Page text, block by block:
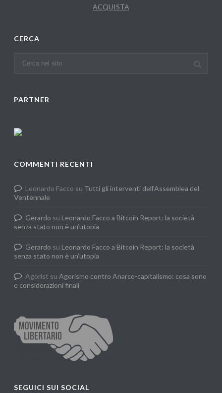
ACQUISTA
CERCA
PARTNER
COMMENTI RECENTI
Leonardo Facco su Tutti gli interventi dell’Assemblea del
Ventennale
Gerardo su Leonardo Facco a Bitcoin Report: la società
senza stato non è un’utopia
Gerardo su Leonardo Facco a Bitcoin Report: la società
senza stato non è un’utopia
Agorist suAgorismo contro Anarco-capitalismo: cosa sono
e considerazioni finali
SEGUICI SUI SOCIAL